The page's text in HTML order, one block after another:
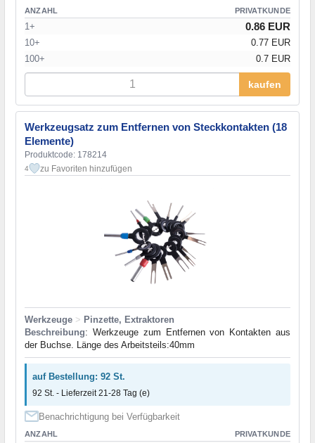
ANZAHL PRIVATKUNDE
1+ 0.86 EUR
10+
0.77 EUR
100+
0.7 EUR
kaufen
Werkzeugsatz zum Entfernen von Steckkontakten (18
Elemente)
Produktcode: 178214
4 zu Favoriten hinzufügen
Werkzeuge > Pinzette, Extraktoren
Beschreibung: Werkzeuge zum Entfernen von Kontakten aus
der Buchse. Länge des Arbeitsteils:40mm
auf Bestellung: 92 St.
92 St. - Lieferzeit 21-28 Tag (e)
Benachrichtigung bei Verfügbarkeit
ANZAHL PRIVATKUNDE